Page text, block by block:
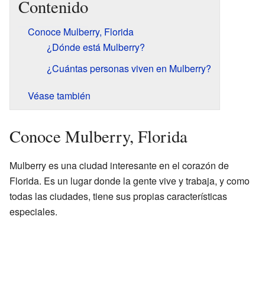
Contenido
Conoce Mulberry, Florida
¿Dónde está Mulberry?
¿Cuántas personas viven en Mulberry?
Véase también
Conoce Mulberry, Florida
Mulberry es una ciudad interesante en el corazón de
Florida. Es un lugar donde la gente vive y trabaja, y como
todas las ciudades, tiene sus propias características
especiales.